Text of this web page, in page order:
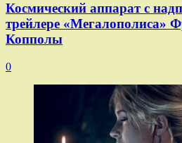
Космический аппарат с
трейлере «Мегалополиса»
Копполы
0